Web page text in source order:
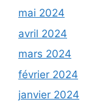
mai 2024
avril 2024
mars 2024
février 2024
janvier 2024